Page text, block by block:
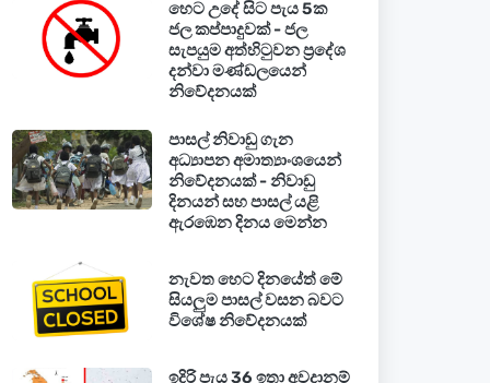
හෙට උදේ සිට පැය 5ක
ජල කප්පාදුවක් - ජල
සැපයුම අත්හිටුවන ප්‍රදේශ
දන්වා මණ්ඩලයෙන්
නිවේදනයක්
පාසල් නිවාඩු ගැන
අධ්‍යාපන අමාත්‍යාංශයෙන්
නිවේදනයක් - නිවාඩු
දිනයන් සහ පාසල් යළි
ඇරඹෙන දිනය මෙන්න
නැවත හෙට දිනයේත් මේ
සියලුම පාසල් වසන බවට
විශේෂ නිවේදනයක්
ඉදිරි පැය 36 ඉතා අවදානම්